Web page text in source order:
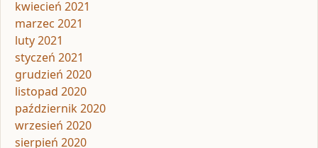
kwiecień 2021
marzec 2021
luty 2021
styczeń 2021
grudzień 2020
listopad 2020
październik 2020
wrzesień 2020
sierpień 2020